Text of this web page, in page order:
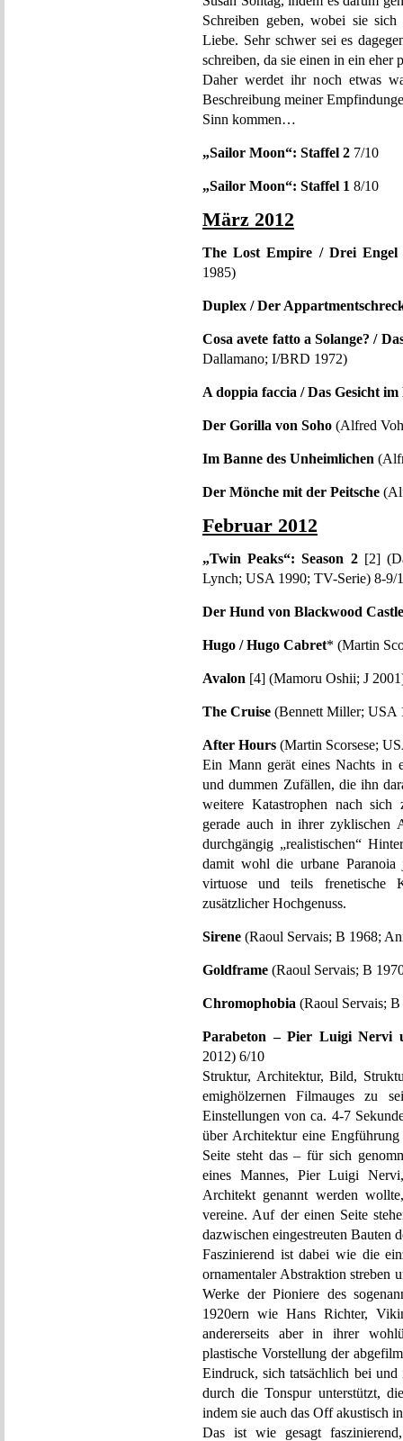
Schreiben geben, wobei sie
Liebe. Sehr schwer sei es
schreiben, da sie einen in ein eher
Daher werdet ihr noch etwas
Beschreibung meiner
Sinn kommen…
„Sailor Moon“: Staffel 2 7/10
„Sailor Moon“: Staffel 1 8/10
März 2012
The Lost Empire / Drei Engel
1985)
Duplex / Der
Cosa avete fatto a Solange? /
Dallamano; I/BRD 1972)
A doppia faccia / Das Gesicht
Der Gorilla von Soho (Alfred
Im Banne des Unheimlichen
Der Mönche mit der Peitsche
Februar 2012
„Twin Peaks“: Season 2[2]
Lynch; USA 1990; TV-Serie) 8-9/
Der Hund von Blackwood Castle
Hugo / Hugo Cabret* (Martin
Avalon [4] (Mamoru Oshii; J
The Cruise (Bennett Miller; USA
After Hours (Martin Scorsese;
Ein Mann gerät eines Nachts in
und dummen Zufällen, die ihn
weitere Katastrophen nach sich
gerade auch in ihrer zyklischen
durchgängig „realistischen“
damit wohl die urbane Paranoia
virtuose und teils frenetische
zusätzlicher Hochgenuss.
Sirene (Raoul Servais; B 1968;
Goldframe (Raoul Servais; B
Chromophobia (Raoul Servais;
Parabeton – Pier Luigi Nervi
2012) 6/10
Struktur, Architektur, Bild,
emighölzernen Filmauges zu
Einstellungen von ca. 4-7
über Architektur eine
Seite steht das – für sich
eines Mannes, Pier Luigi
Architekt genannt werden
vereine. Auf der einen Seite
dazwischen eingestreuten Bauten
Faszinierend ist dabei wie die
ornamentaler Abstraktion streben
Werke der Pioniere des
1920ern wie Hans Richter,
andererseits aber in ihrer
plastische Vorstellung der
Eindruck, sich tatsächlich bei
durch die Tonspur unterstützt,
indem sie auch das Off akustisch
Das ist wie gesagt